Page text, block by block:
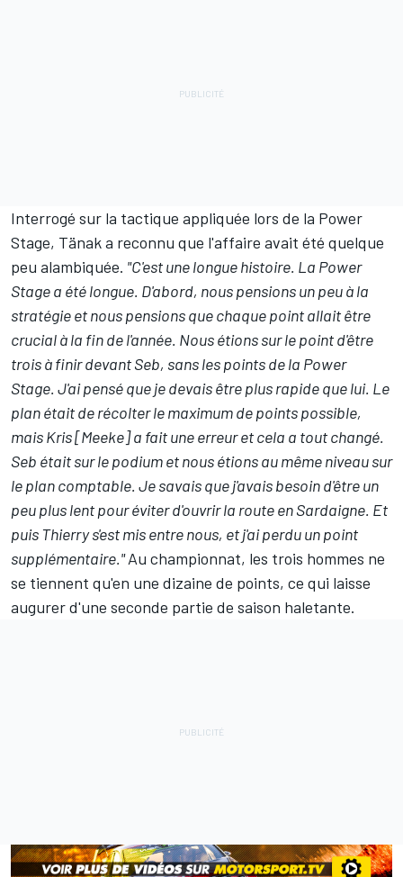
Interrogé sur la tactique appliquée lors de la Power
Stage, Tänak a reconnu que l'affaire avait été quelque
peu alambiquée. "C'est une longue histoire. La Power
Stage a été longue. D'abord, nous pensions un peu à la
stratégie et nous pensions que chaque point allait être
crucial à la fin de l'année. Nous étions sur le point d'être
trois à finir devant Seb, sans les points de la Power
Stage. J'ai pensé que je devais être plus rapide que lui. Le
plan était de récolter le maximum de points possible,
mais Kris [Meeke] a fait une erreur et cela a tout changé.
Seb était sur le podium et nous étions au même niveau sur
le plan comptable. Je savais que j'avais besoin d'être un
peu plus lent pour éviter d'ouvrir la route en Sardaigne. Et
puis Thierry s'est mis entre nous, et j'ai perdu un point
supplémentaire."Au championnat, les trois hommes ne
se tiennent qu'en une dizaine de points, ce qui laisse
augurer d'une seconde partie de saison haletante.